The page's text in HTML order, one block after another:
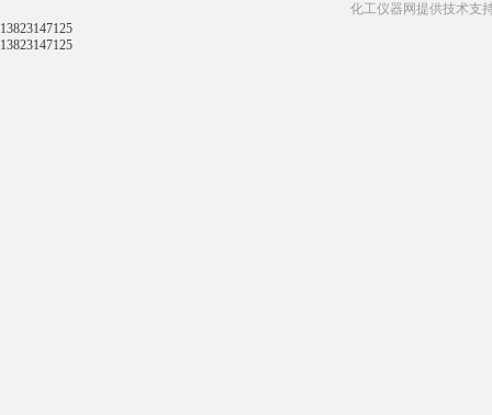
化工仪器网提供技术支
13823147125
13823147125